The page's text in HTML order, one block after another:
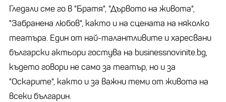
Гледали сме го в "Братя", "Дървото на живота",
"Забранена любов", както и на сцената на няколко
театъра. Един от най-талантливите и харесвани
български актьори гостува на businessnovinite.bg,
където говори не само за театър, но и за
"Оскарите", както и за важни теми от живота на
всеки българин.